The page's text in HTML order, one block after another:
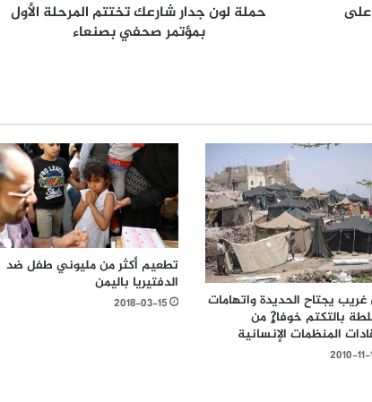
على
حملة لون جدار شارعك تختتم المرحلة الأول
بمؤتمر صحفي بصنعاء
غريب يجتاح الحديدة واتهامات
بالتكتم خوفا?ٍ من
المنظمات الإنسانية
2010-11-
تطعيم أكثر من مليوني طفل ضد
الدفتيريا باليمن
2018-03-15